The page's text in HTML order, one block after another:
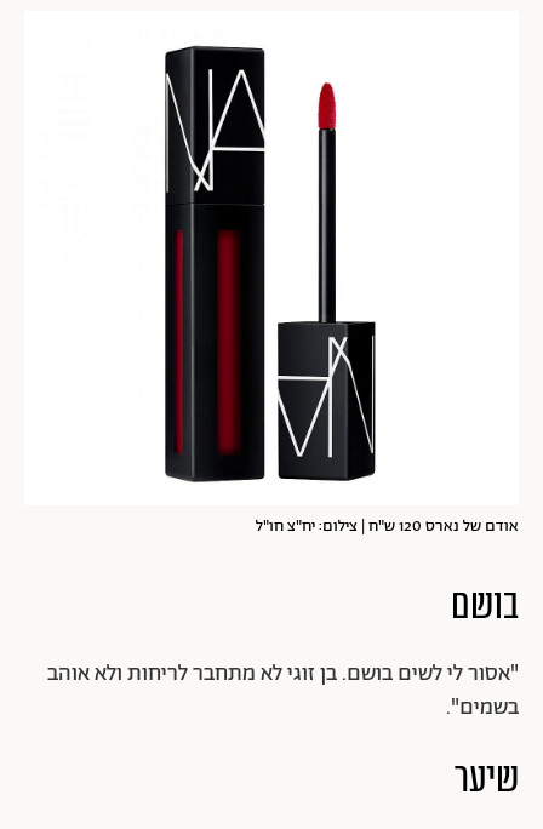
אודם של נארס 120 ש"ח | צילום: יח"צ חו"ל
בושם
"אסור לי לשים בושם. בן זוגי לא מתחבר לריחות ולא אוהב
בשמים".
שיער